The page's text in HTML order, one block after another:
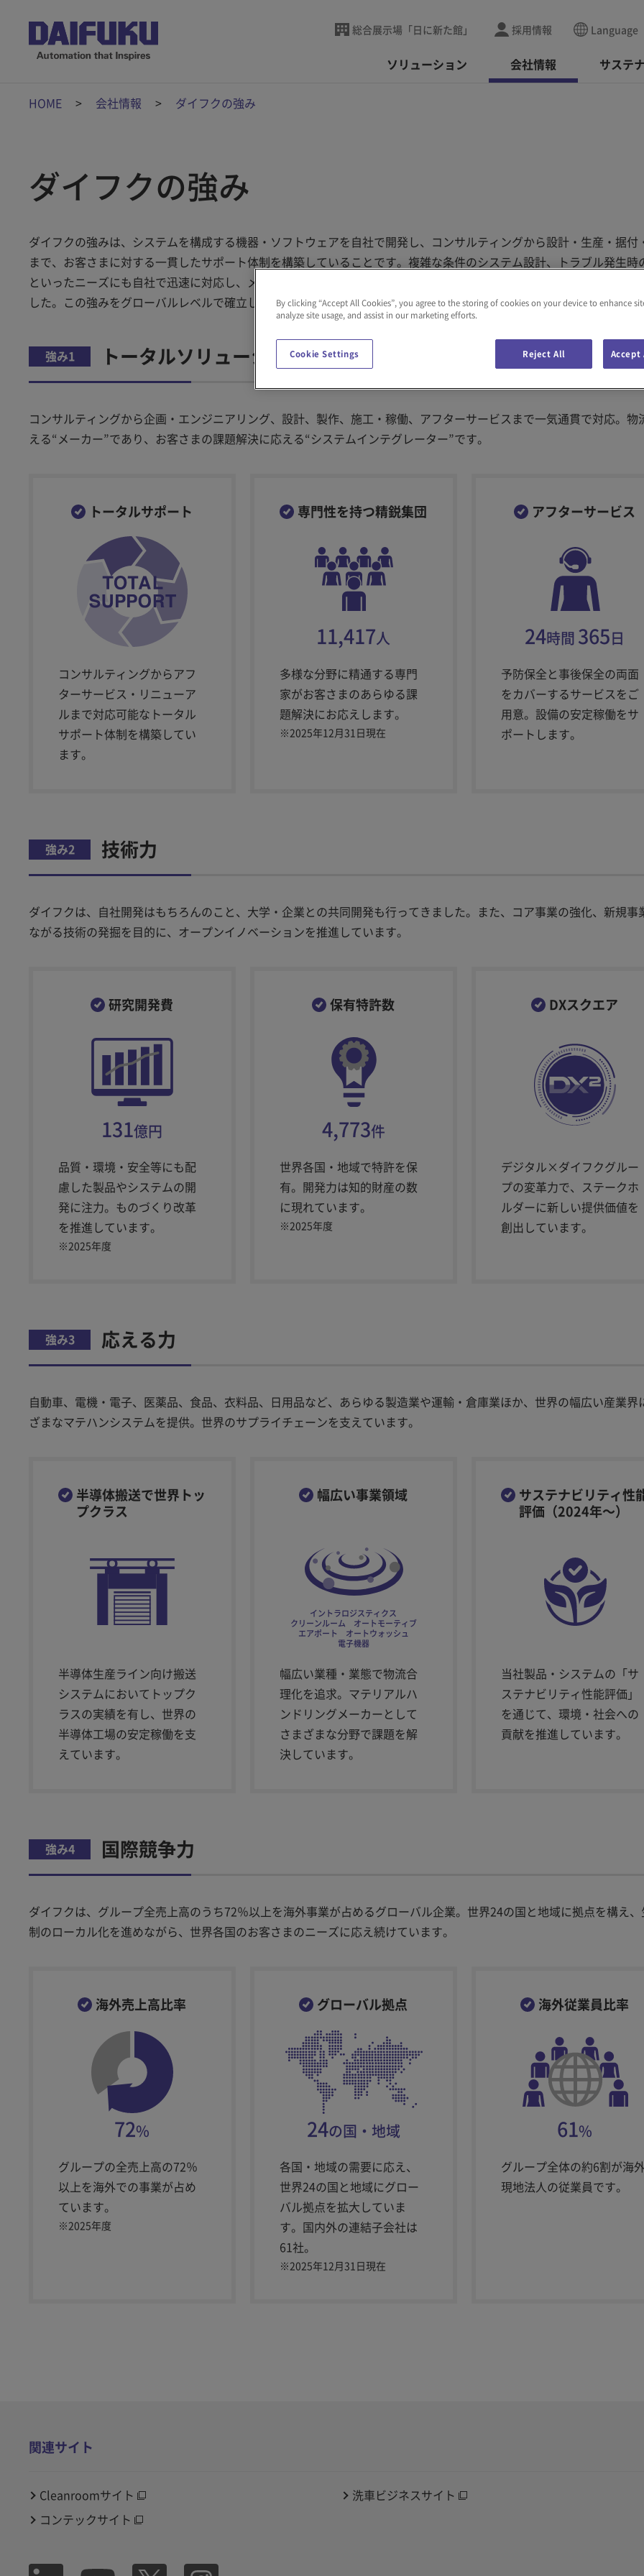
総合展示場「日に新た館」 採用情報 Language
ソリューション 会社情報 サステ
HOME 会社情報 ダイフクの強み
ダイフクの強み
ダイフクの強みは、システムを構成する機器・ソフトウェアを自社で開発し、コンサルティングから設計・生産・据付
まで、お客さまに対する一貫したサポート体制を構築していることです。複雑な条件のシステム設計、トラブル発生時
といったニーズにも自社で迅速に対応し、メーカーであるとともにシステムインテグレーターとしてのノウハウを磨い
した。この強みをグローバルレベルで確立し、厳しい市場競争に打ち勝っていきます。
強み1 トータルソリューション
コンサルティングから企画・エンジニアリング、設計、製作、施工・稼働、アフターサービスまで一気通貫で対応。物
える“メーカー”であり、お客さまの課題解決に応える“システムインテグレーター”です。
トータルサポート
コンサルティングからアフ
ターサービス・リニューア
ルまで対応可能なトータル
サポート体制を構築してい
ます。
専門性を持つ精鋭集団
11,417人
多様な分野に精通する専門
家がお客さまのあらゆる課
題解決にお応えします。
※2025年12月31日現在
アフターサービス
24時間 365日
予防保全と事後保全の両面
をカバーするサービスをご
用意。設備の安定稼働をサ
ポートします。
強み2 技術力
ダイフクは、自社開発はもちろんのこと、大学・企業との共同開発も行ってきました。また、コア事業の強化、新規事
ながる技術の発掘を目的に、オープンイノベーションを推進しています。
研究開発費
131億円
品質・環境・安全等にも配
慮した製品やシステムの開
発に注力。ものづくり改革
を推進しています。
※2025年度
保有特許数
4,773件
世界各国・地域で特許を保
有。開発力は知的財産の数
に現れています。
※2025年度
DXスクエア
デジタル×ダイフクグルー
プの変革力で、ステークホ
ルダーに新しい提供価値を
創出しています。
強み3 応える力
自動車、電機・電子、医薬品、食品、衣料品、日用品など、あらゆる製造業や運輸・倉庫業ほか、世界の幅広い産業界
ざまなマテハンシステムを提供。世界のサプライチェーンを支えています。
半導体搬送で世界トッ
プクラス
半導体生産ライン向け搬送
システムにおいてトップク
ラスの実績を有し、世界の
半導体工場の安定稼働を支
えています。
幅広い事業領域
イントラロジスティクス
クリーンルーム オートモーティブ
エアポート オートウォッシュ
電子機器
幅広い業種・業態で物流合
理化を追求。マテリアルハ
ンドリングメーカーとして
さまざまな分野で課題を解
決しています。
サステナビリティ性
評価（2024年～）
当社製品・システムの「サ
ステナビリティ性能評価」
を通じて、環境・社会への
貢献を推進しています。
強み4 国際競争力
ダイフクは、グループ全売上高のうち72％以上を海外事業が占めるグローバル企業。世界24の国と地域に拠点を構え
制のローカル化を進めながら、世界各国のお客さまのニーズに応え続けています。
海外売上高比率
72%
グループの全売上高の72％
以上を海外での事業が占め
ています。
※2025年度
グローバル拠点
24の国・地域
各国・地域の需要に応え、
世界24の国と地域にグロー
バル拠点を拡大していま
す。国内外の連結子会社は
61社。
※2025年12月31日現在
海外従業員比率
61%
グループ全体の約6割が海
現地法人の従業員です。
関連サイト
Cleanroomサイト
洗車ビジネスサイト
コンテックサイト
By clicking “Accept All Cookies”, you agree to the storing of cookies on your device to enhance
analyze site usage, and assist in our marketing efforts.
Cookie Settings Reject All Accept